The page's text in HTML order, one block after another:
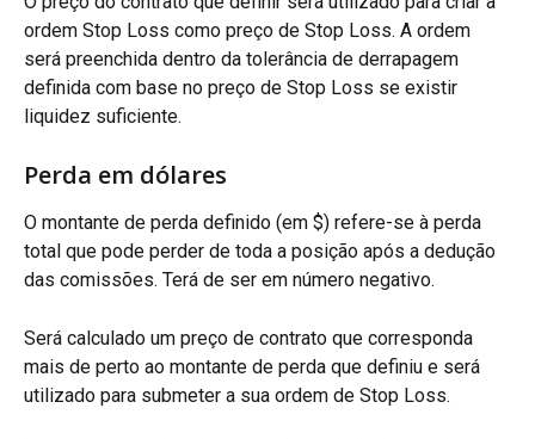
ordem Stop Loss como preço de Stop Loss. A ordem
será preenchida dentro da tolerância de derrapagem
definida com base no preço de Stop Loss se existir
liquidez suficiente.
Perda em dólares
O montante de perda definido (em $) refere-se à perda
total que pode perder de toda a posição após a dedução
das comissões. Terá de ser em número negativo.
Será calculado um preço de contrato que corresponda
mais de perto ao montante de perda que definiu e será
utilizado para submeter a sua ordem de Stop Loss.